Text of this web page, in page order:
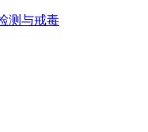
测与戒毒